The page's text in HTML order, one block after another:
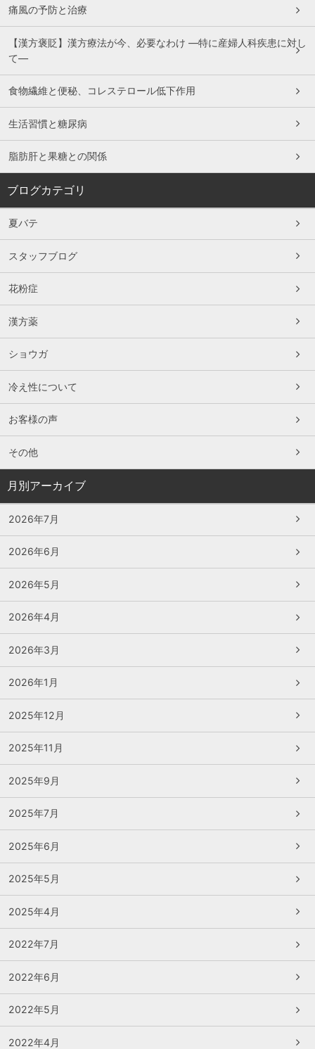
痛風の予防と治療
【漢方褒貶】漢方療法が今、必要なわけ ―特に産婦人科疾患に対し
て―
食物繊維と便秘、コレステロール低下作用
生活習慣と糖尿病
脂肪肝と果糖との関係
ブログカテゴリ
夏バテ
スタッフブログ
花粉症
漢方薬
ショウガ
冷え性について
お客様の声
その他
月別アーカイブ
2026年7月
2026年6月
2026年5月
2026年4月
2026年3月
2026年1月
2025年12月
2025年11月
2025年9月
2025年7月
2025年6月
2025年5月
2025年4月
2022年7月
2022年6月
2022年5月
2022年4月